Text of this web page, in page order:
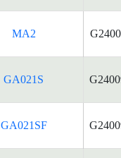
MA2
GA021S
GA021SF